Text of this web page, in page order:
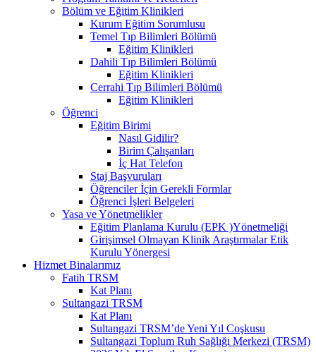
Bölüm ve Eğitim Klinikleri
Kurum Eğitim Sorumlusu
Temel Tıp Bilimleri Bölümü
Eğitim Klinikleri
Dahili Tıp Bilimleri Bölümü
Eğitim Klinikleri
Cerrahi Tıp Bilimleri Bölümü
Eğitim Klinikleri
Öğrenci
Eğitim Birimi
Nasıl Gidilir?
Birim Çalışanları
İç Hat Telefon
Staj Başvuruları
Öğrenciler İçin Gerekli Formlar
Öğrenci İşleri Belgeleri
Yasa ve Yönetmelikler
Eğitim Planlama Kurulu (EPK )Yönetmeliği
Girişimsel Olmayan Klinik Araştırmalar Etik
Kurulu Yönergesi
Hizmet Binalarımız
Fatih TRSM
Kat Planı
Sultangazi TRSM
Kat Planı
Sultangazi TRSM’de Yeni Yıl Coşkusu
Sultangazi Toplum Ruh Sağlığı Merkezi (TRSM)